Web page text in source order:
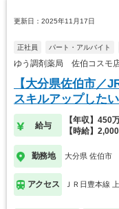
更新日：2025年11月17日
正社員 パート・アルバイト
ゆう調剤薬局 佐伯コスモ
【大分県佐伯市／
スキルアップした
給与
【年収】450
【時給】
勤務地 大分県 佐伯市
アクセス ＪＲ日豊本線